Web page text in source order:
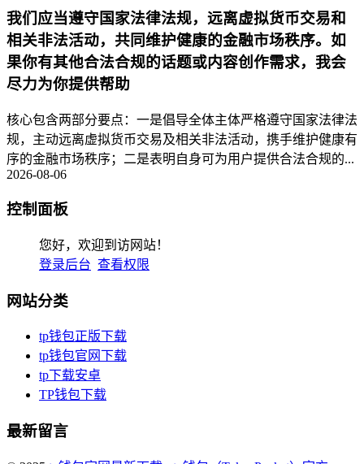
我们应当遵守国家法律法规，远离虚拟货币交易和
相关非法活动，共同维护健康的金融市场秩序。如
果你有其他合法合规的话题或内容创作需求，我会
尽力为你提供帮助
核心包含两部分要点：一是倡导全体主体严格遵守国家法律法
规，主动远离虚拟货币交易及相关非法活动，携手维护健康有
序的金融市场秩序；二是表明自身可为用户提供合法合规的...
2026-08-06
控制面板
您好，欢迎到访网站！
登录后台 查看权限
网站分类
tp钱包正版下载
tp钱包官网下载
tp下载安卓
TP钱包下载
最新留言